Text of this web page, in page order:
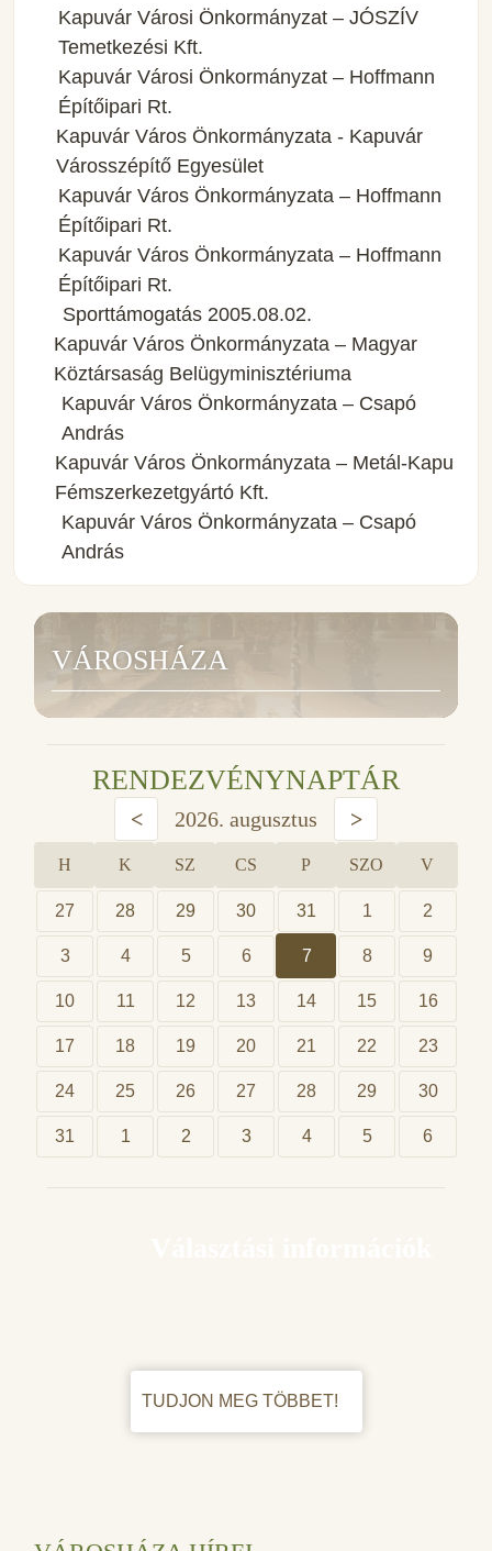
Kapuvár Városi Önkormányzat – JÓSZÍV
Temetkezési Kft.
Kapuvár Városi Önkormányzat – Hoffmann
Építőipari Rt.
Kapuvár Város Önkormányzata - Kapuvár
Városszépítő Egyesület
Kapuvár Város Önkormányzata – Hoffmann
Építőipari Rt.
Kapuvár Város Önkormányzata – Hoffmann
Építőipari Rt.
Sporttámogatás 2005.08.02.
Kapuvár Város Önkormányzata – Magyar
Köztársaság Belügyminisztériuma
Kapuvár Város Önkormányzata – Csapó
András
Kapuvár Város Önkormányzata – Metál-Kapu
Fémszerkezetgyártó Kft.
Kapuvár Város Önkormányzata – Csapó
András
VÁROSHÁZA
RENDEZVÉNYNAPTÁR
< 2026. augusztus >
H K SZ CS P SZO V
27 28 29 30 31 1 2
3 4 5 6 7 8 9
10 11 12 13 14 15 16
17 18 19 20 21 22 23
24 25 26 27 28 29 30
31 1 2 3 4 5 6
TUDJON MEG TÖBBET!